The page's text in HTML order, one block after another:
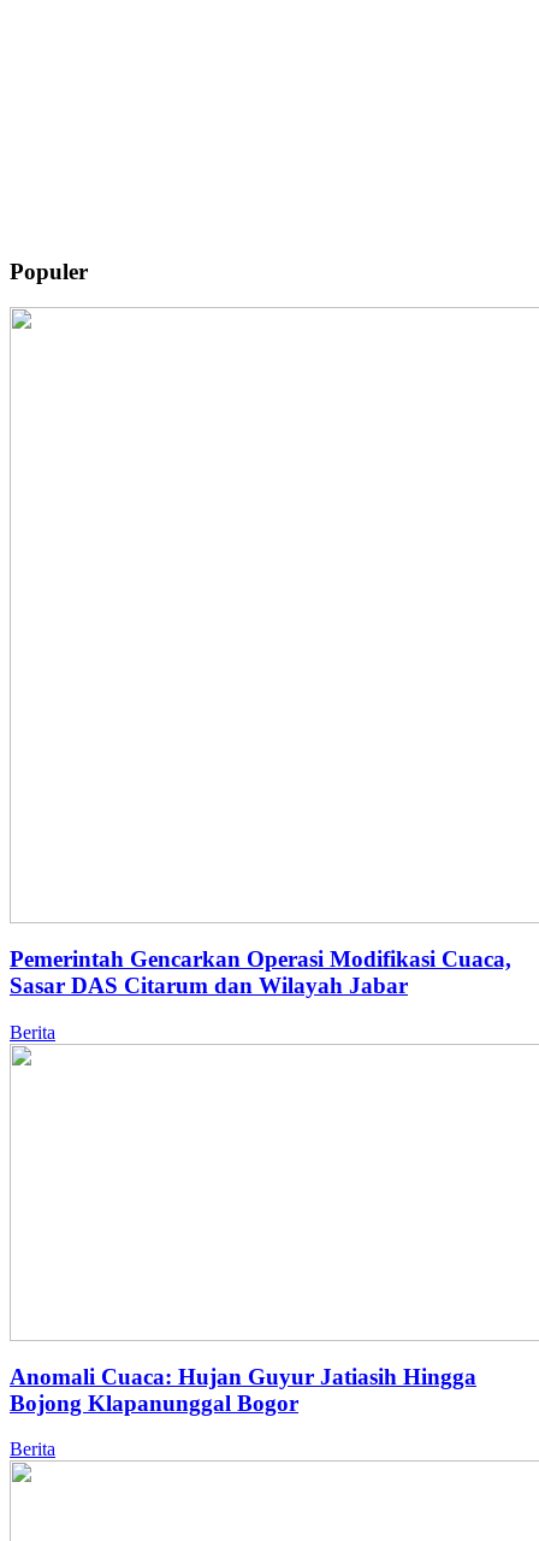
Populer
Pemerintah Gencarkan Operasi Modifikasi Cuaca,
Sasar DAS Citarum dan Wilayah Jabar
Berita
Anomali Cuaca: Hujan Guyur Jatiasih Hingga
Bojong Klapanunggal Bogor
Berita